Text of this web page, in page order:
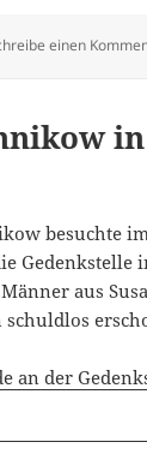
einen
in
besuchte
Gedenkstelle
aus
an der